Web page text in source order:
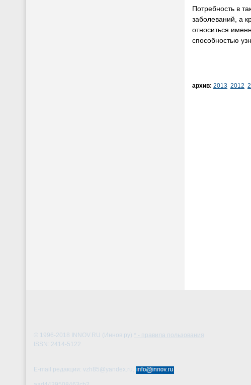
Потребность в
заболеваний, а
относиться
способностью
архив: 2013 2012
© 1996-2018 INNOV.RU (Иннов.ру) * - правила пользования
ISSN: 2414-5122
E-mail редакции: vzh85@yandex.ru,